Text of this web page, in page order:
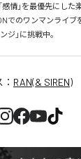
情」を最優先にした
でのワンマンライブ
ジ」に挑戦中。
RAN(& SIREN)